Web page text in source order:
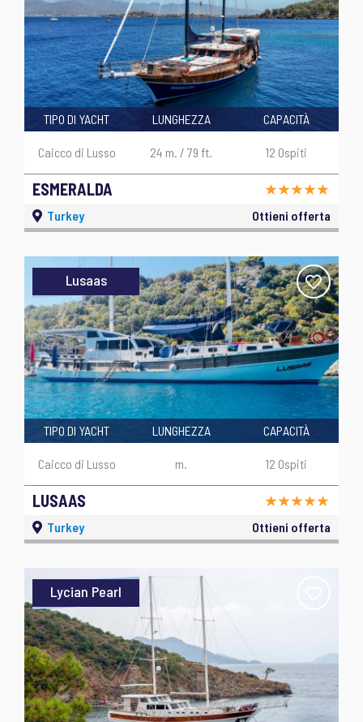
ESMERALDA
TIPO DI YACHT
Caicco di Lusso
LUNGHEZZA
24 m. / 79 ft.
CAPACITÀ
12 Ospiti
Turkey Ottieni offerta
Lusaas
LUSAAS
TIPO DI YACHT
Caicco di Lusso
LUNGHEZZA
m.
CAPACITÀ
12 Ospiti
Turkey Ottieni offerta
Lycian Pearl